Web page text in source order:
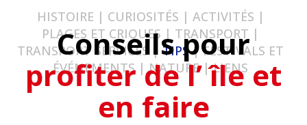
HISTOIRE | CURIOSITÉS | ACTIVITÉS |
PLAGES ET CRIQUES | TRANSPORT |
TRANSPORT SERVICES |TIPS|FESTIVALS ET
ÉVÉNEMENTS |NATURE |LIENS
Conseils pour
profiter de l’ île et
en faire